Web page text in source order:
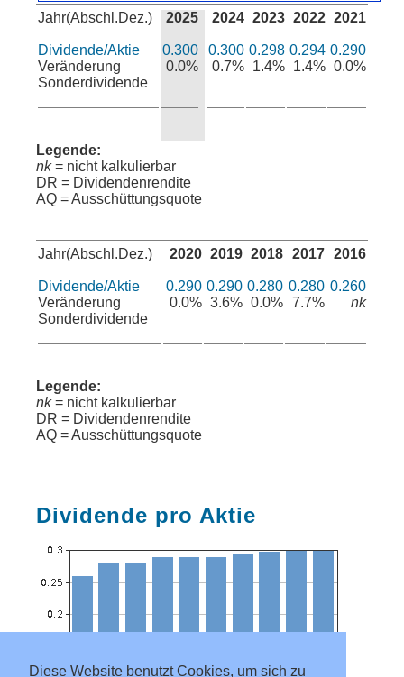
Diese Website benutzt Cookies, um sich zu
Jahr(Abschl.Dez.)
Dividende/Aktie
Veränderung
Sonderdividende
2025
0.300
0.0%
2024
0.300
0.7%
2023
0.298
1.4%
2022
0.294
1.4%
2021
0.290
0.0%
Legende:
nk= nicht kalkulierbar
DR = Dividendenrendite
AQ = Ausschüttungsquote
Jahr(Abschl.Dez.)
Dividende/Aktie
Veränderung
Sonderdividende
2020
0.290
0.0%
2019
0.290
3.6%
2018
0.280
0.0%
2017
0.280
7.7%
2016
0.260
nk
Legende:
nk= nicht kalkulierbar
DR = Dividendenrendite
AQ = Ausschüttungsquote
Dividende pro Aktie